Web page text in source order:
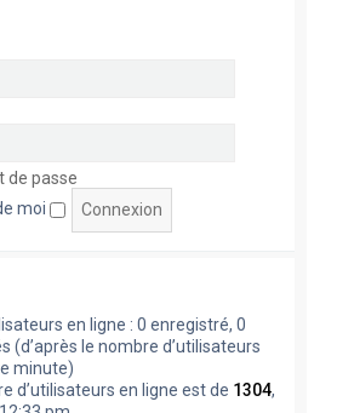
de passe
moi
en ligne : 0 enregistré, 0
(d’après le nombre d’utilisateurs
minute)
d’utilisateurs en ligne est de 1304,